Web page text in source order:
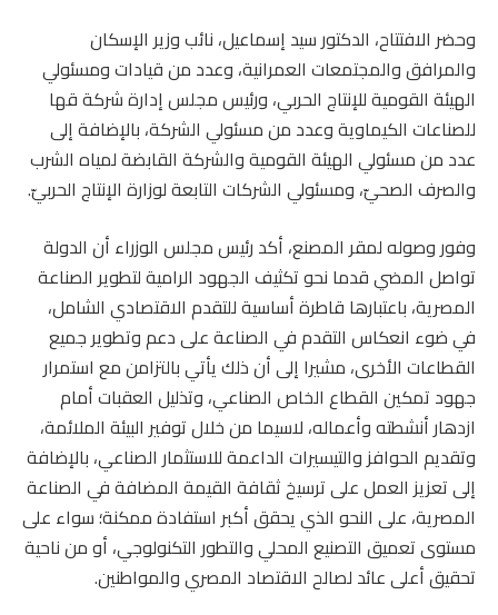
وحضر الافتتاح، الدكتور سيد إسماعيل، نائب وزير الإسكان
والمرافق والمجتمعات العمرانية، وعدد من قيادات ومسئولي
الهيئة القومية للإنتاج الحربي، ورئيس مجلس إدارة شركة قها
للصناعات الكيماوية وعدد من مسئولي الشركة، بالإضافة إلى
عدد من مسئولي الهيئة القومية والشركة القابضة لمياه الشرب
والصرف الصحيّ، ومسئولي الشركات التابعة لوزارة الإنتاج الحربيّ.
وفور وصوله لمقر المصنع، أكد رئيس مجلس الوزراء أن الدولة
تواصل المضي قدما نحو تكثيف الجهود الرامية لتطوير الصناعة
المصرية، باعتبارها قاطرة أساسية للتقدم الاقتصادي الشامل،
في ضوء انعكاس التقدم في الصناعة على دعم وتطوير جميع
القطاعات الأخرى، مشيرا إلى أن ذلك يأتي بالتزامن مع استمرار
جهود تمكين القطاع الخاص الصناعي، وتذليل العقبات أمام
ازدهار أنشطته وأعماله، لاسيما من خلال توفير البيئة الملائمة،
وتقديم الحوافز والتيسيرات الداعمة للاستثمار الصناعي، بالإضافة
إلى تعزيز العمل على ترسيخ ثقافة القيمة المضافة في الصناعة
المصرية، على النحو الذي يحقق أكبر استفادة ممكنة؛ سواء على
مستوى تعميق التصنيع المحلي والتطور التكنولوجي، أو من ناحية
تحقيق أعلى عائد لصالح الاقتصاد المصري والمواطنين.